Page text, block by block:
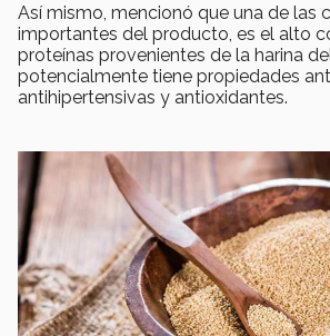
Así mismo, mencionó que una de las
importantes del producto, es el alto
proteínas provenientes de la harina
potencialmente tiene propiedades
antihipertensivas y antioxidantes.